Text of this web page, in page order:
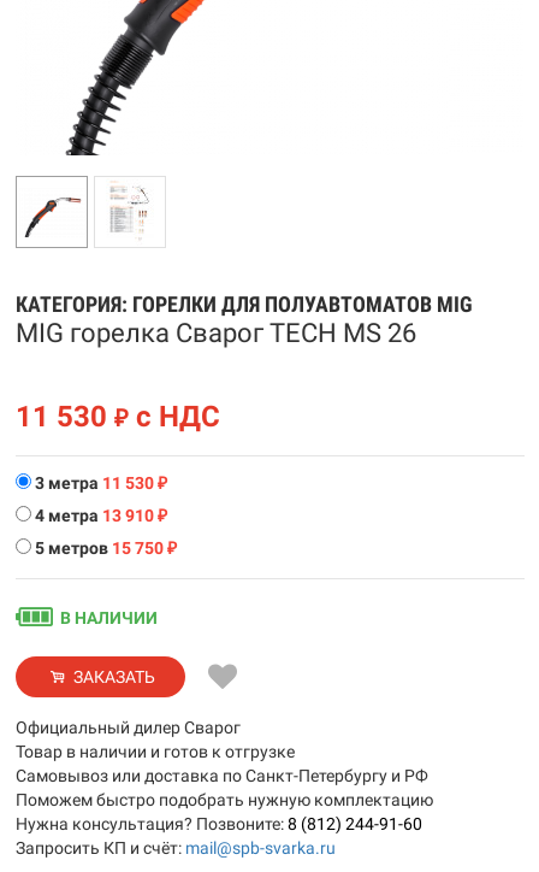
КАТЕГОРИЯ: ГОРЕЛКИ ДЛЯ ПОЛУАВТОМАТОВ MIG
MIG горелка Сварог TECH MS 26
11 530 ₽ с НДС
3 метра 11 530 ₽
4 метра 13 910 ₽
5 метров 15 750 ₽
В НАЛИЧИИ
ЗАКАЗАТЬ
Официальный дилер Сварог
Товар в наличии и готов к отгрузке
Самовывоз или доставка по Санкт-Петербургу и РФ
Поможем быстро подобрать нужную комплектацию
Нужна консультация? Позвоните:8 (812) 244-91-60
Запросить КП и счёт: mail@spb-svarka.ru